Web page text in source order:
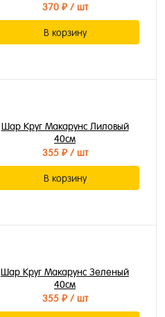
370 ₽/ шт
В корзину
Шар Круг Макарунс Лиловый
40см
355 ₽/ шт
В корзину
Шар Круг Макарунс Зеленый
40см
355 ₽/ шт